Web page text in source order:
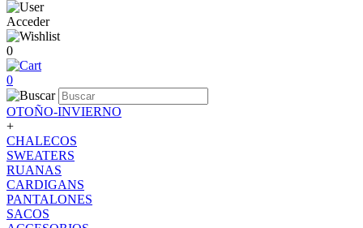
Acceder
0
0
OTOÑO-INVIERNO
+
CHALECOS
SWEATERS
RUANAS
CARDIGANS
PANTALONES
SACOS